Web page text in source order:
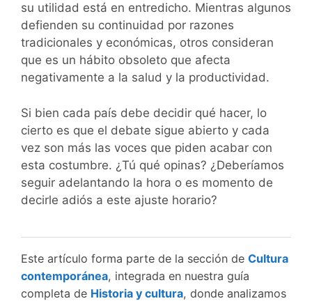
su utilidad está en entredicho. Mientras algunos
defienden su continuidad por razones
tradicionales y económicas, otros consideran
que es un hábito obsoleto que afecta
negativamente a la salud y la productividad.
Si bien cada país debe decidir qué hacer, lo
cierto es que el debate sigue abierto y cada
vez son más las voces que piden acabar con
esta costumbre. ¿Tú qué opinas? ¿Deberíamos
seguir adelantando la hora o es momento de
decirle adiós a este ajuste horario?
Este artículo forma parte de la sección de Cultura
contemporánea, integrada en nuestra guía
completa de Historia y cultura, donde analizamos